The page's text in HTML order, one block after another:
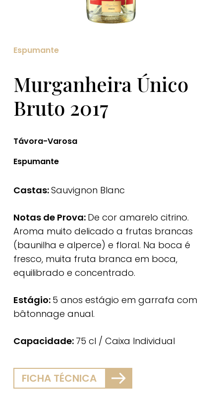
Espumante
Murganheira Único
Bruto 2017
Távora-Varosa
Espumante
Castas:Sauvignon Blanc
Notas de Prova: De cor amarelo citrino.
Aroma muito delicado a frutas brancas
(baunilha e alperce) e floral. Na boca é
fresco, muita fruta branca em boca,
equilibrado e concentrado.
Estágio: 5 anos estágio em garrafa com
bâtonnage anual.
Capacidade: 75 cl / Caixa Individual
FICHA TÉCNICA